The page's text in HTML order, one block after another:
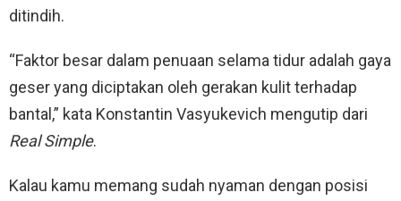
ditindih.
“Faktor besar dalam penuaan selama tidur adalah gaya
geser yang diciptakan oleh gerakan kulit terhadap
bantal,” kata Konstantin Vasyukevich mengutip dari
Real Simple.
Kalau kamu memang sudah nyaman dengan posisi